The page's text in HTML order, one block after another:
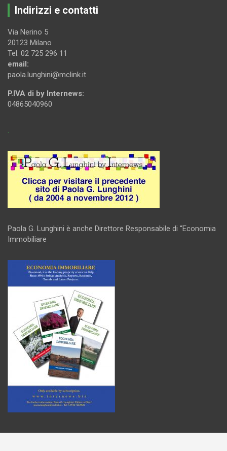
Indirizzi e contatti
Via Nerino 5
20123 Milano
Tel. 02 725 296 11
email:
paola.lunghini@mclink.it
P.IVA di by Internews:
04865040960
.
Paola G. Lunghini è anche Direttore Responsabile di “Economia
Immobiliare